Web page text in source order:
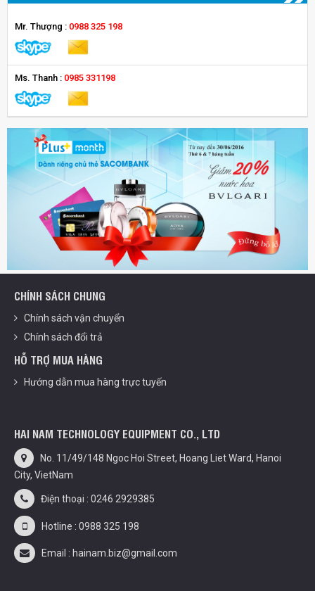
Mr. Thượng : 0988 325 198
Ms. Thanh : 0985 331198
CHÍNH SÁCH CHUNG
Chính sách vận chuyển
Chính sách đổi trả
HỖ TRỢ MUA HÀNG
Hướng dẫn mua hàng trực tuyến
HAI NAM TECHNOLOGY EQUIPMENT CO., LTD
No. 11/49/148 Ngoc Hoi Street, Hoang Liet Ward, Hanoi
City, VietNam
Điện thoại : 0246 2929385
Hotline : 0988 325 198
Email : hainam.biz@gmail.com